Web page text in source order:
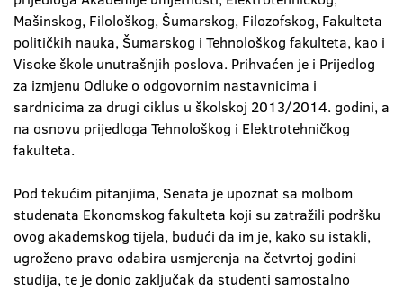
Mašinskog, Filološkog, Šumarskog, Filozofskog, Fakulteta
političkih nauka, Šumarskog i Tehnološkog fakulteta, kao i
Visoke škole unutrašnjih poslova. Prihvaćen je i Prijedlog
za izmjenu Odluke o odgovornim nastavnicima i
sardnicima za drugi ciklus u školskoj 2013/2014. godini, a
na osnovu prijedloga Tehnološkog i Elektrotehničkog
fakulteta.
Pod tekućim pitanjima, Senata je upoznat sa molbom
studenata Ekonomskog fakulteta koji su zatražili podršku
ovog akademskog tijela, budući da im je, kako su istakli,
ugroženo pravo odabira usmjerenja na četvrtoj godini
studija, te je donio zaključak da studenti samostalno